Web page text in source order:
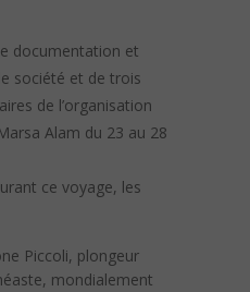
documentation et
société et de trois
de l’organisation
Alam du 23 au 28
ce voyage, les
Piccoli, plongeur
mondialement